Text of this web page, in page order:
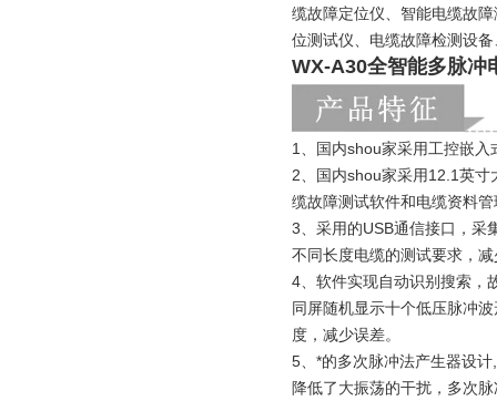
缆故障定位仪、智能电缆故
位测试仪、电缆故障检测设
WX-A30全智能多脉冲
1、国内shou家采用工控嵌
2、国内shou家采用12.1英寸
缆故障测试软件和电缆资料
3、采用的USB通信接口，采
不同长度电缆的测试要求，
4、软件实现自动识别搜索，
同屏随机显示十个低压脉冲
度，减少误差。
5、*的多次脉冲法产生器设
降低了大振荡的干扰，多次